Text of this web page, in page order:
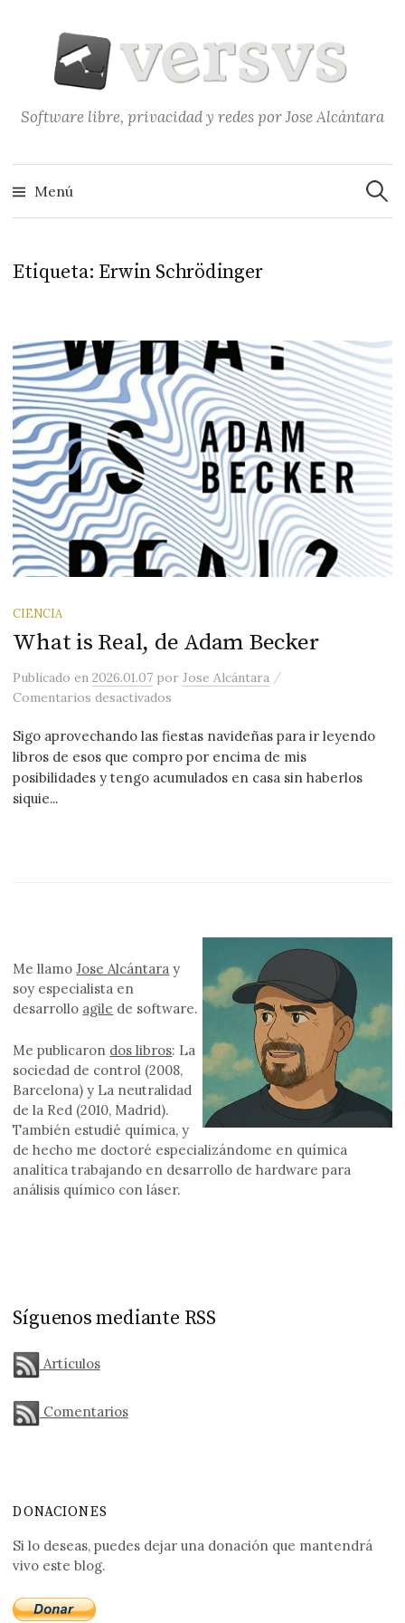
contenido
Software libre, privacidad y redes por Jose Alcántara
Menú
Etiqueta: Erwin Schrödinger
CIENCIA
What is Real, de Adam Becker
Publicadoen2026.01.07 porJose Alcántara /
Comentarios desactivados
Sigo aprovechando las fiestas navideñas para ir leyendo
libros de esos que compro por encima de mis
posibilidades y tengo acumulados en casa sin haberlos
siquie...
Me llamoJose Alcántara y
soy especialista en
desarrollo agile de software.
Me publicaron dos libros: La
sociedad de control (2008,
Barcelona) y La neutralidad
de la Red (2010, Madrid).
También estudié química, y
de hecho me doctoré especializándome en química
analítica trabajando en desarrollo de hardware para
análisis químico con láser.
Síguenos mediante RSS
Artículos
Comentarios
DONACIONES
Si lo deseas, puedes dejar una donación que mantendrá
vivo este blog.